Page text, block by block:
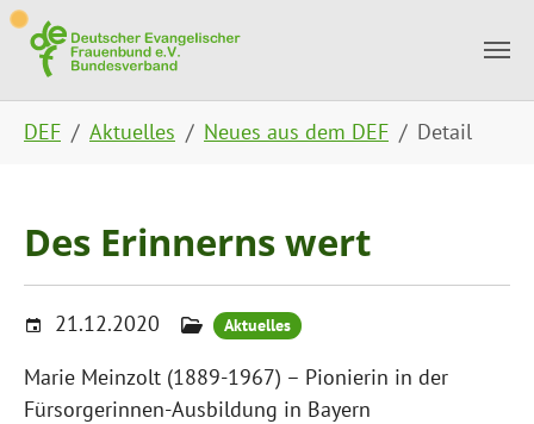
Skip to main content
Skip to page footer
DEF Aktuelles Neues aus dem DEF Detail
Des Erinnerns wert
21.12.2020 Aktuelles
Marie Meinzolt (1889-1967) – Pionierin in der
Fürsorgerinnen-Ausbildung in Bayern